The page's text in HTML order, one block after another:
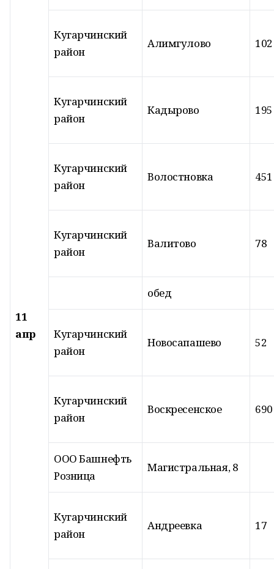
11
апр
Кугарчинский
район
Алимгулово 102
Кугарчинский
район
Кадырово 195
Кугарчинский
район
Волостновка 451
Кугарчинский
район
Валитово 78
обед
Кугарчинский
район
Новосапашево 52
Кугарчинский
район
Воскресенское 690
ООО Башнефть
Розница
Магистральная, 8
Кугарчинский
район
Андреевка 17